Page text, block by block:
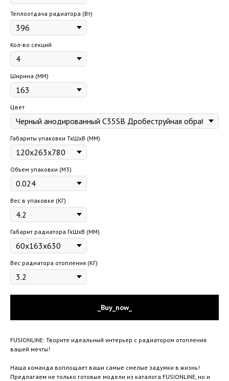
Теплоотдача радиатора (Вт)
Кол-во секций
Ширина (ММ)
Цвет
Габариты упаковки ТхШхВ (ММ)
Объем упаковки (М3)
Вес в упаковке (КГ)
Габарит радиатора ГхШхВ (ММ)
Вес радиатора отопления (КГ)
_Buy_now_
FUSIONLINE: Творите идеальный интерьер с радиатором отопления
вашей мечты!
Наша команда воплощает ваши самые смелые задумки в жизнь!
Предлагаем не только готовые модели из каталога FUSIONLINE, но и